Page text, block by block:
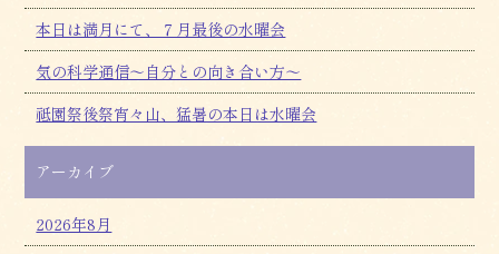
本日は満月にて、７月最後の水曜会
気の科学通信～自分との向き合い方～
祗園祭後祭宵々山、猛暑の本日は水曜会
アーカイブ
2026年8月